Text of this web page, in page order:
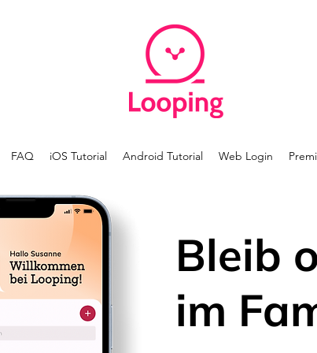
FAQ iOS Tutorial Android Tutorial Web Login
Bleib
im